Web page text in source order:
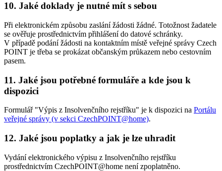
10. Jaké doklady je nutné mít s sebou
Při elektronickém způsobu zaslání žádosti žádné. Totožnost žadatele
se ověřuje prostřednictvím přihlášení do datové schránky.
V případě podání žádosti na kontaktním místě veřejné správy Czech
POINT je třeba se prokázat občanským průkazem nebo cestovním
pasem.
11. Jaké jsou potřebné formuláře a kde jsou k
dispozici
Formulář "Výpis z Insolvenčního rejstříku" je k dispozici na Portálu
veřejné správy (v sekci CzechPOINT@home).
12. Jaké jsou poplatky a jak je lze uhradit
Vydání elektronického výpisu z Insolvenčního rejstříku
prostřednictvím CzechPOINT@home není zpoplatněno.